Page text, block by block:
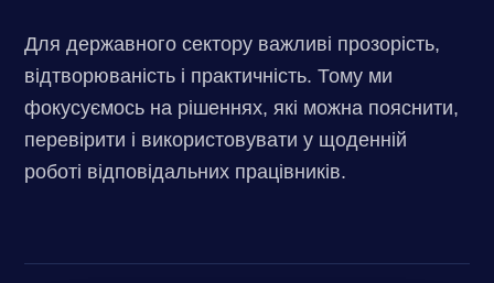
Для державного сектору важливі прозорість,
відтворюваність і практичність. Тому ми
фокусуємось на рішеннях, які можна пояснити,
перевірити і використовувати у щоденній
роботі відповідальних працівників.